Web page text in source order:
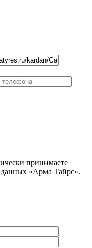
принимаете
данных «Арма Тайрс».